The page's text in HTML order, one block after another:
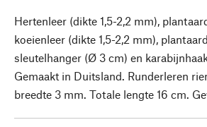
Hertenleer (dikte 1,5-2,2 mm),
koeienleer (dikte 1,5-2,2 mm),
sleutelhanger (Ø 3 cm) en
Gemaakt in Duitsland. Runderleren
breedte 3 mm. Totale lengte 16 cm.